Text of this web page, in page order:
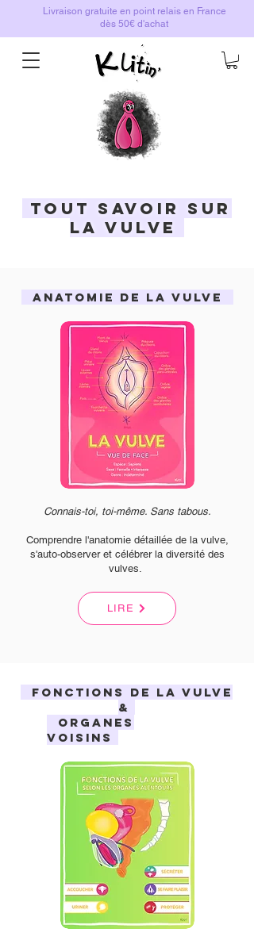
Livraison gratuite en point relais en France
dès 50€ d'achat
TOUT SAVOIR SUR
LA VULVE
Anatomie de la vulve
Connais-toi, toi-même. Sans tabous.
Comprendre l'anatomie détaillée de la vulve,
s'auto-observer et célébrer la diversité des
vulves.
LIRE
Fonctions de la vulve
&
ORGANES
VOISINS